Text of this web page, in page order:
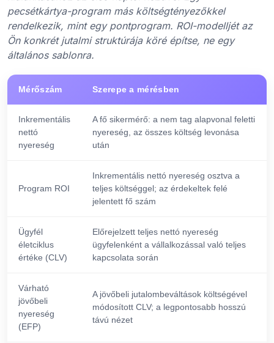
pecsétkártya-program más költségtényezőkkel
rendelkezik, mint egy pontprogram. ROI-modelljét az
Ön konkrét jutalmi struktúrája köré építse, ne egy
általános sablonra.
Mérőszám Szerepe a mérésben
Inkrementális
nettó
nyereség
A fő sikermérő: a nem tag alapvonal feletti
nyereség, az összes költség levonása
után
Program ROI
Inkrementális nettó nyereség osztva a
teljes költséggel; az érdekeltek felé
jelentett fő szám
Ügyfél
életciklus
értéke (CLV)
Előrejelzett teljes nettó nyereség
ügyfelenként a vállalkozással való teljes
kapcsolata során
Várható
jövőbeli
nyereség
(EFP)
A jövőbeli jutalombeváltások költségével
módosított CLV; a legpontosabb hosszú
távú nézet